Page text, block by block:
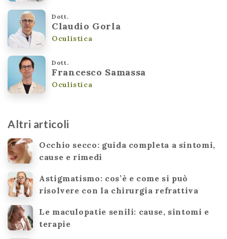
Dott.
Claudio Gorla
Oculistica
Dott.
Francesco Samassa
Oculistica
Altri articoli
Occhio secco: guida completa a sintomi,
cause e rimedi
Astigmatismo: cos’è e come si può
risolvere con la chirurgia refrattiva
Le maculopatie senili: cause, sintomi e
terapie